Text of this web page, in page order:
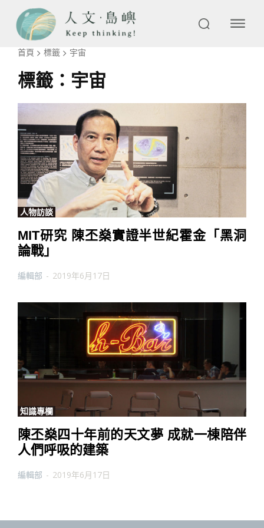
首頁 標籤 宇宙
標籤： 宇宙
人物訪談
MIT研究 陳丕燊實證半世紀霍金「黑洞
論戰」
編輯部 - 2019年6月17日
知識專欄
陳丕燊四十年前的天文夢 成就一棟陪伴
人們呼吸的建築
編輯部 - 2019年6月17日